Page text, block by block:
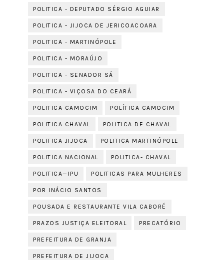
POLITICA - DEPUTADO SÉRGIO AGUIAR
POLITICA - JIJOCA DE JERICOACOARA
POLITICA - MARTINÓPOLE
POLITICA - MORAÚJO
POLITICA - SENADOR SÁ
POLITICA - VIÇOSA DO CEARÁ
POLITICA CAMOCIM POLÍTICA CAMOCIM
POLITICA CHAVAL POLITICA DE CHAVAL
POLITICA JIJOCA POLITICA MARTINÓPOLE
POLITICA NACIONAL POLITICA- CHAVAL
POLITICA—IPU POLITICAS PARA MULHERES
POR INÁCIO SANTOS
POUSADA E RESTAURANTE VILA CABORÉ
PRAZOS JUSTIÇA ELEITORAL PRECATÓRIO
PREFEITURA DE GRANJA
PREFEITURA DE JIJOCA